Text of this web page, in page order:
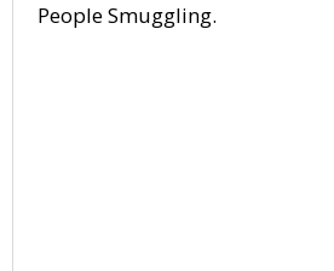
People Smuggling.